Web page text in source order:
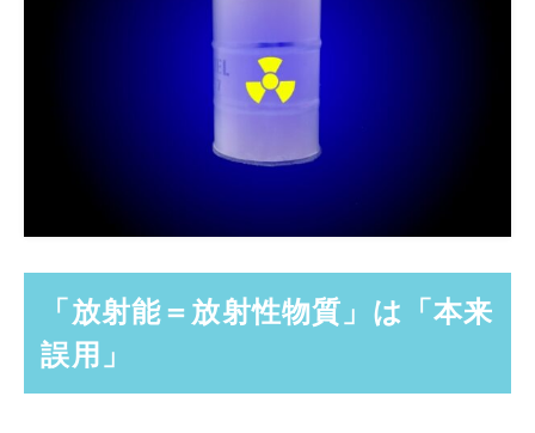
「放射能＝放射性物質」は「本来
誤用」